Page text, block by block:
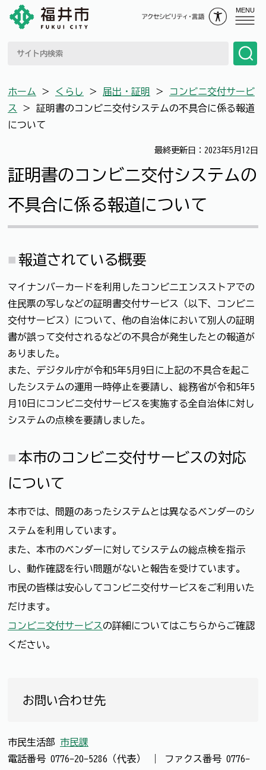
MENU
ホーム ＞ くらし ＞ 届出・証明 ＞
コンビニ交付サービ
ス
＞ 証明書のコンビニ交付システムの不具合に係る報道
について
最終更新日：2023年5月12日
証明書のコンビニ交付システムの
不具合に係る報道について
報道されている概要
マイナンバーカードを利用したコンビニエンスストアでの
住民票の写しなどの証明書交付サービス（以下、コンビニ
交付サービス）について、他の自治体において別人の証明
書が誤って交付されるなどの不具合が発生したとの報道が
ありました。
また、デジタル庁が令和5年5月9日に上記の不具合を起こ
したシステムの運用一時停止を要請し、総務省が令和5年5
月10日にコンビニ交付サービスを実施する全自治体に対し
システムの点検を要請しました。
本市のコンビニ交付サービスの対応
について
本市では、問題のあったシステムとは異なるベンダーのシ
ステムを利用しています。
また、本市のベンダーに対してシステムの総点検を指示
し、動作確認を行い問題がないと報告を受けています。
市民の皆様は安心してコンビニ交付サービスをご利用いた
だけます。
コンビニ交付サービスの詳細についてはこちらからご確認
ください。
お問い合わせ先
市民生活部 市民課
電話番号 0776-20-5286（代表） ファクス番号 0776-